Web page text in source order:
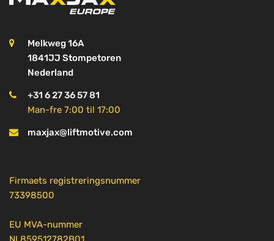
Melkweg 16A
1841JJ Stompetoren
Nederland
+31 6 27 36 57 81
Man-fre 7:00 til 17:00
maxjax@liftmotive.com
Firmaets registreringsnummer
73398500
EU MVA-nummer